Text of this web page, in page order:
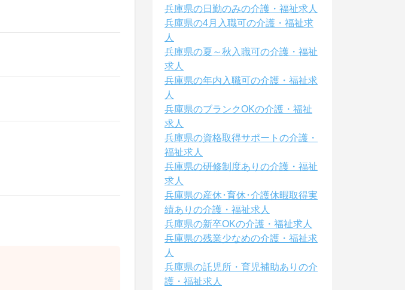
兵庫県の日勤のみの介護・福祉求人
兵庫県の4月入職可の介護・福祉求
人
兵庫県の夏～秋入職可の介護・福祉
求人
兵庫県の年内入職可の介護・福祉求
人
兵庫県のブランクOKの介護・福祉
求人
兵庫県の資格取得サポートの介護・
福祉求人
兵庫県の研修制度ありの介護・福祉
求人
兵庫県の産休･育休･介護休暇取得実
績ありの介護・福祉求人
兵庫県の新卒OKの介護・福祉求人
兵庫県の残業少なめの介護・福祉求
人
兵庫県の託児所・育児補助ありの介
護・福祉求人